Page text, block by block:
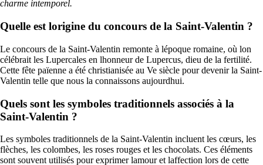
charme intemporel.
Quelle est lorigine du concours de la Saint-Valentin ?
Le concours de la Saint-Valentin remonte à lépoque romaine, où lon
célébrait les Lupercales en lhonneur de Lupercus, dieu de la fertilité.
Cette fête païenne a été christianisée au Ve siècle pour devenir la Saint-
Valentin telle que nous la connaissons aujourdhui.
Quels sont les symboles traditionnels associés à la
Saint-Valentin ?
Les symboles traditionnels de la Saint-Valentin incluent les cœurs, les
flèches, les colombes, les roses rouges et les chocolats. Ces éléments
sont souvent utilisés pour exprimer lamour et laffection lors de cette